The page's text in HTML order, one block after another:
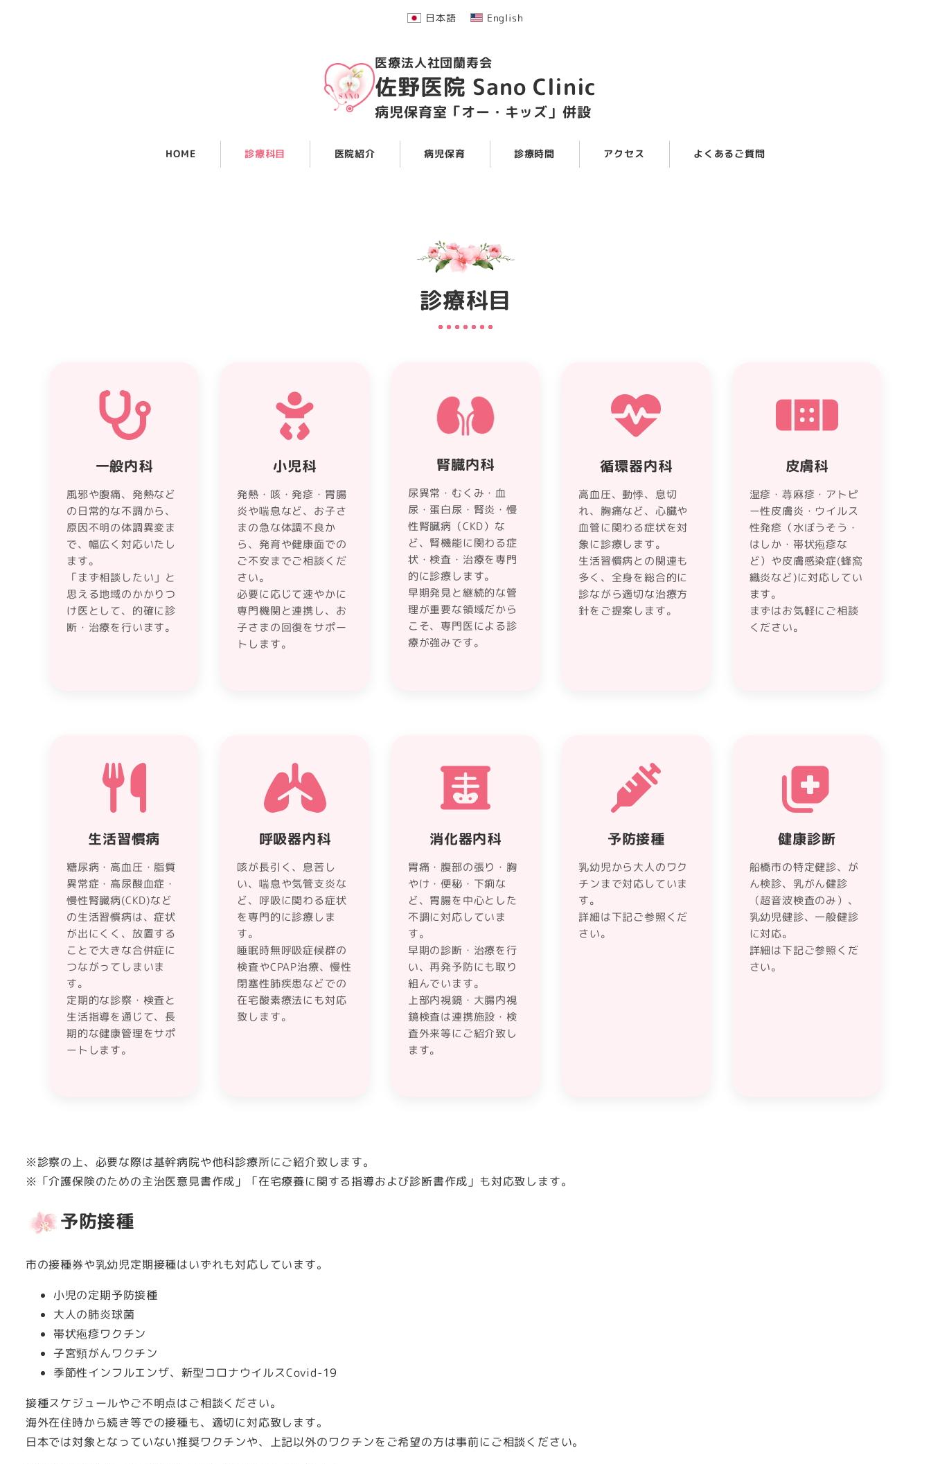
日本語 English
医療法人社団蘭寿会
佐野医院 Sano Clinic
病児保育室「オー・キッズ」併設
HOME 診療科目 医院紹介 病児保育 診療時間 アクセス よくあるご質問
診療科目
一般内科
風邪や腹痛、発熱など
の日常的な不調から、
原因不明の体調異変ま
で、幅広く対応いたし
ます。
「まず相談したい」と
思える地域のかかりつ
け医として、的確に診
断・治療を行います。
小児科
発熱・咳・発疹・胃腸
炎や喘息など、お子さ
まの急な体調不良か
ら、発育や健康面での
ご不安までご相談くだ
さい。
必要に応じて速やかに
専門機関と連携し、お
子さまの回復をサポー
トします。
腎臓内科
尿異常・むくみ・血
尿・蛋白尿・腎炎・慢
性腎臓病（CKD）な
ど、腎機能に関わる症
状・検査・治療を専門
的に診療します。
早期発見と継続的な管
理が重要な領域だから
こそ、専門医による診
療が強みです。
循環器内科
高血圧、動悸、息切
れ、胸痛など、心臓や
血管に関わる症状を対
象に診療します。
生活習慣病との関連も
多く、全身を総合的に
診ながら適切な治療方
針をご提案します。
皮膚科
湿疹・蕁麻疹・アトピ
ー性皮膚炎・ウイルス
性発疹（水ぼうそう・
はしか・帯状疱疹な
ど）や皮膚感染症(蜂窩
織炎など)に対応してい
ます。
まずはお気軽にご相談
ください。
生活習慣病
糖尿病・高血圧・脂質
異常症・高尿酸血症・
慢性腎臓病(CKD)など
の生活習慣病は、症状
が出にくく、放置する
ことで大きな合併症に
つながってしまいま
す。
定期的な診察・検査と
生活指導を通じて、長
期的な健康管理をサポ
ートします。
呼吸器内科
咳が長引く、息苦し
い、喘息や気管支炎な
ど、呼吸に関わる症状
を専門的に診療しま
す。
睡眠時無呼吸症候群の
検査やCPAP治療、慢性
閉塞性肺疾患などでの
在宅酸素療法にも対応
致します。
消化器内科
胃痛・腹部の張り・胸
やけ・便秘・下痢な
ど、胃腸を中心とした
不調に対応していま
す。
早期の診断・治療を行
い、再発予防にも取り
組んでいます。
上部内視鏡・大腸内視
鏡検査は連携施設・検
査外来等にご紹介致し
ます。
予防接種
乳幼児から大人のワク
チンまで対応していま
す。
詳細は下記ご参照くだ
さい。
健康診断
船橋市の特定健診、が
ん検診、乳がん健診
（超音波検査のみ）、
乳幼児健診、一般健診
に対応。
詳細は下記ご参照くだ
さい。
※診察の上、必要な際は基幹病院や他科診療所にご紹介致します。
※「介護保険のための主治医意見書作成」「在宅療養に関する指導および診断書作成」も対応致します。
予防接種
市の接種券や乳幼児定期接種はいずれも対応しています。
小児の定期予防接種
大人の肺炎球菌
帯状疱疹ワクチン
子宮頸がんワクチン
季節性インフルエンザ、新型コロナウイルスCovid-19
接種スケジュールやご不明点はご相談ください。
海外在住時から続き等での接種も、適切に対応致します。
日本では対象となっていない推奨ワクチンや、上記以外のワクチンをご希望の方は事前にご相談ください。